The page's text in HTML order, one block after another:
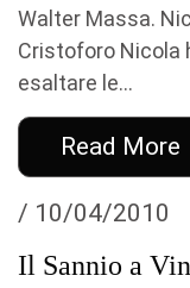
Walter Massa.
Cristoforo Nicola
esaltare le...
Read More
/ 10/04/2010
Il Sannio a